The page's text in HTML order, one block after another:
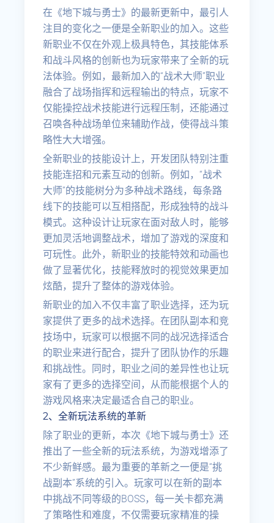
在《地下城与勇士》的最新更新中，最引人
注目的变化之一便是全新职业的加入。这些
新职业不仅在外观上极具特色，其技能体系
和战斗风格的创新也为玩家带来了全新的玩
法体验。例如，最新加入的“战术大师”职业
融合了战场指挥和远程输出的特点，玩家不
仅能操控战术技能进行远程压制，还能通过
召唤各种战场单位来辅助作战，使得战斗策
略性大大增强。
全新职业的技能设计上，开发团队特别注重
技能连招和元素互动的创新。例如，“战术
大师”的技能树分为多种战术路线，每条路
线下的技能可以互相搭配，形成独特的战斗
模式。这种设计让玩家在面对敌人时，能够
更加灵活地调整战术，增加了游戏的深度和
可玩性。此外，新职业的技能特效和动画也
做了显著优化，技能释放时的视觉效果更加
炫酷，提升了整体的游戏体验。
新职业的加入不仅丰富了职业选择，还为玩
家提供了更多的战术选择。在团队副本和竞
技场中，玩家可以根据不同的战况选择适合
的职业来进行配合，提升了团队协作的乐趣
和挑战性。同时，职业之间的差异性也让玩
家有了更多的选择空间，从而能根据个人的
游戏风格来决定最适合自己的职业。
2、全新玩法系统的革新
除了职业的更新，本次《地下城与勇士》还
推出了一些全新的玩法系统，为游戏增添了
不少新鲜感。最为重要的革新之一便是“挑
战副本”系统的引入。玩家可以在新的副本
中挑战不同等级的BOSS，每一关卡都充满
了策略性和难度，不仅需要玩家精准的操